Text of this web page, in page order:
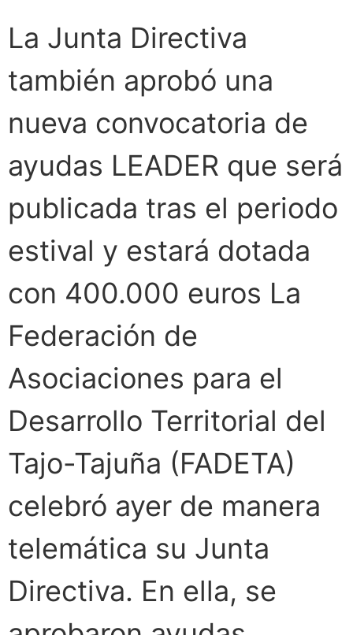
La Junta Directiva
también aprobó una
nueva convocatoria de
ayudas LEADER que será
publicada tras el periodo
estival y estará dotada
con 400.000 euros La
Federación de
Asociaciones para el
Desarrollo Territorial del
Tajo-Tajuña (FADETA)
celebró ayer de manera
telemática su Junta
Directiva. En ella, se